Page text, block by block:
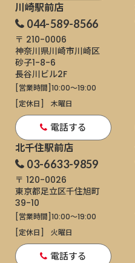
川崎駅前店
044-589-8566
〒 210-0006
神奈川県川崎市川崎区
砂子1-8-6
長谷川ビル2F
[営業時間]10:00～19:00
[定休日]
木曜日
電話する
北千住駅前店
03-6633-9859
〒 120-0026
東京都足立区千住旭町
39-10
[営業時間]10:00～19:00
[定休日]
火曜日
電話する